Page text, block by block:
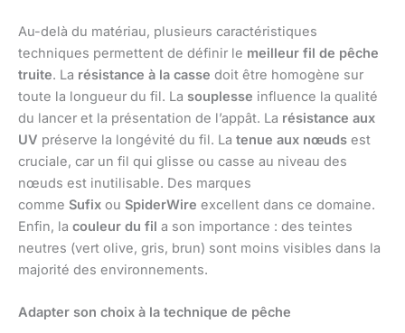
Au-delà du matériau, plusieurs caractéristiques
techniques permettent de définir le meilleur fil de pêche
truite. La résistance à la casse doit être homogène sur
toute la longueur du fil. La souplesse influence la qualité
du lancer et la présentation de l’appât. La résistance aux
UV préserve la longévité du fil. La tenue aux nœuds est
cruciale, car un fil qui glisse ou casse au niveau des
nœuds est inutilisable. Des marques
comme Sufix ou SpiderWire excellent dans ce domaine.
Enfin, la couleur du fil a son importance : des teintes
neutres (vert olive, gris, brun) sont moins visibles dans la
majorité des environnements.
Adapter son choix à la technique de pêche